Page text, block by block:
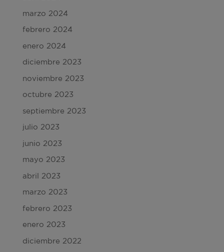
marzo 2024
febrero 2024
enero 2024
diciembre 2023
noviembre 2023
octubre 2023
septiembre 2023
julio 2023
junio 2023
mayo 2023
abril 2023
marzo 2023
febrero 2023
enero 2023
diciembre 2022